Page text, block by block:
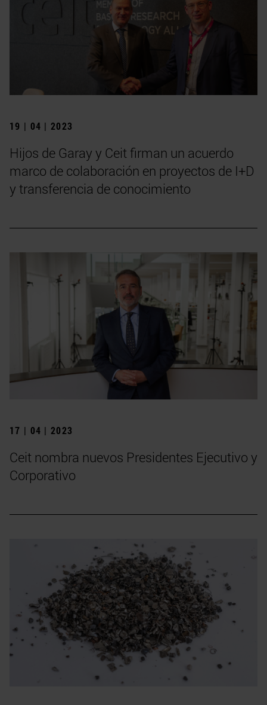
19 | 04 | 2023
Hijos de Garay y Ceit firman un acuerdo
marco de colaboración en proyectos de I+D
y transferencia de conocimiento
17 | 04 | 2023
Ceit nombra nuevos Presidentes Ejecutivo y
Corporativo